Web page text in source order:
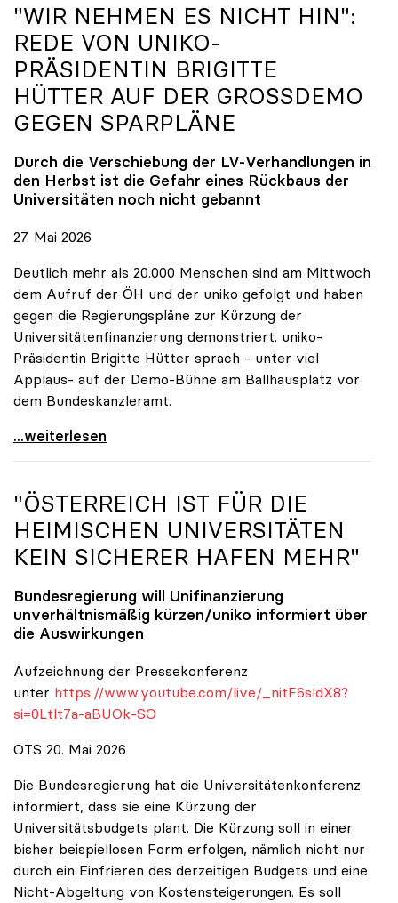
"WIR NEHMEN ES NICHT HIN":
REDE VON UNIKO-
PRÄSIDENTIN BRIGITTE
HÜTTER AUF DER GROSSDEMO G
EGEN SPARPLÄNE
Durch die Verschiebung der LV-Verhandlungen in
den Herbst ist die Gefahr eines Rückbaus der
Universitäten noch nicht gebannt
27. Mai 2026
Deutlich mehr als 20.000 Menschen sind am Mittwoch
dem Aufruf der ÖH und der uniko gefolgt und haben
gegen die Regierungspläne zur Kürzung der
Universitätenfinanzierung demonstriert. uniko-
Präsidentin Brigitte Hütter sprach - unter viel
Applaus- auf der Demo-Bühne am Ballhausplatz vor
dem Bundeskanzleramt.
\"Wir nehmen es nicht hin\": Rede von
...weiterlesen
"ÖSTERREICH IST FÜR DIE
HEIMISCHEN UNIVERSITÄTEN
KEIN SICHERER HAFEN MEHR"
Bundesregierung will Unifinanzierung
unverhältnismäßig kürzen/uniko informiert über
die Auswirkungen
Aufzeichnung der Pressekonferenz
unter https://www.youtube.com/live/_nitF6sldX8?
si=0Ltlt7a-aBUOk-SO
OTS 20. Mai 2026
Die Bundesregierung hat die Universitätenkonferenz
informiert, dass sie eine Kürzung der
Universitätsbudgets plant. Die Kürzung soll in einer
bisher beispiellosen Form erfolgen, nämlich nicht nur
durch ein Einfrieren des derzeitigen Budgets und eine
Nicht-Abgeltung von Kostensteigerungen. Es soll